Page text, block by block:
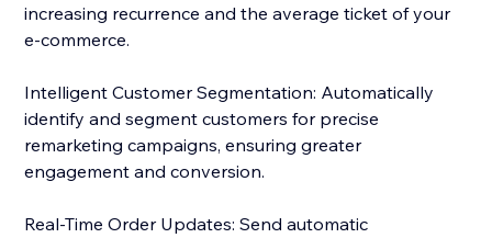
increasing recurrence and the average ticket of your
e-commerce.
Intelligent Customer Segmentation: Automatically
identify and segment customers for precise
remarketing campaigns, ensuring greater
engagement and conversion.
Real-Time Order Updates: Send automatic